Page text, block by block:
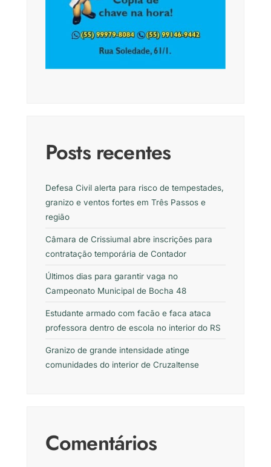
Posts recentes
Defesa Civil alerta para risco de tempestades,
granizo e ventos fortes em Três Passos e
região
Câmara de Crissiumal abre inscrições para
contratação temporária de Contador
Últimos dias para garantir vaga no
Campeonato Municipal de Bocha 48
Estudante armado com facão e faca ataca
professora dentro de escola no interior do RS
Granizo de grande intensidade atinge
comunidades do interior de Cruzaltense
Comentários